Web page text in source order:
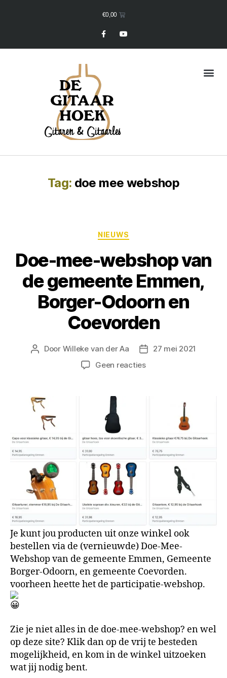
€0,00
Tag: doe mee webshop
NIEUWS
Doe-mee-webshop van
de gemeente Emmen,
Borger-Odoorn en
Coevorden
Door Willeke van der Aa
27 mei 2021
Geen reacties
Je kunt jou producten uit onze winkel ook
bestellen via de (vernieuwde) Doe-Mee-
Webshop van de gemeente Emmen, Gemeente
Borger-Odoorn, en gemeente Coevorden.
voorheen heette het de participatie-webshop.
Zie je niet alles in de doe-mee-webshop? en wel
op deze site? Klik dan op de vrij te besteden
mogelijkheid, en kom in de winkel uitzoeken
wat jij nodig bent.